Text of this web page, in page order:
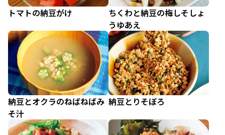
トマトの納豆がけ
ちくわと納豆の梅しそしょ
うゆあえ
納豆とオクラのねばねばみ
そ汁
納豆とりそぼろ